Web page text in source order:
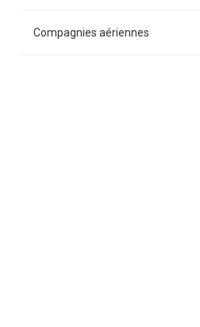
Compagnies aériennes